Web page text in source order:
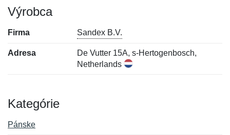
Výrobca
Firma Sandex B.V.
Adresa
De Vutter 15A, s-Hertogenbosch,
Netherlands
Kategórie
Pánske